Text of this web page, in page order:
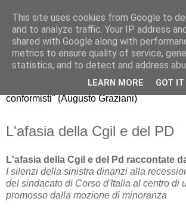
Riccardo
"dissento da quello che gli economisti
mainstream, il comune modo di pensare
La nuova generazione di economisti,
conformisti" (Augusto Graziani)
L'afasia della Cgil e del PD
L'afasia della Cgil e del Pd raccontate
I silenzi della sinistra dinanzi alla
del sindacato di Corso d'Italia al centro di
promosso dalla mozione di minoranza
This site uses cookies from Google to
and to analyze traffic. Your IP address
shared with Google along with
metrics to ensure quality of service,
statistics, and to detect and address
LEARN MORE GOT IT